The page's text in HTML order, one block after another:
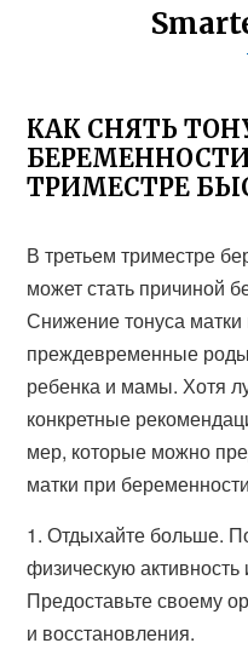
КАК СНЯТЬ
ТРИМЕСТРЕ
В третьем триместре
может стать причиной
Снижение тонуса
преждевременные роды
ребенка и мамы. Хотя
конкретные
мер, которые можно
матки при
1. Отдыхайте больше.
физическую
Предоставьте своему
и восстановления.